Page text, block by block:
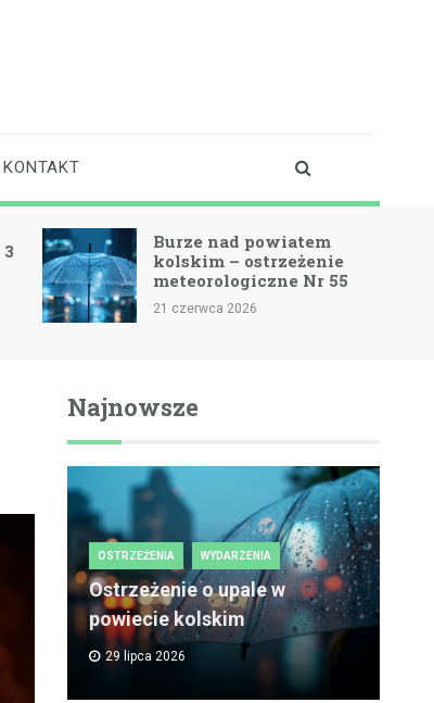
KONTAKT
Burze nad powiatem
kolskim – ostrzeżenie
meteorologiczne Nr 55
21 czerwca 2026
Najnowsze
OSTRZEŻENIA WYDARZENIA
Ostrzeżenie o upale w
powiecie kolskim
29 lipca 2026